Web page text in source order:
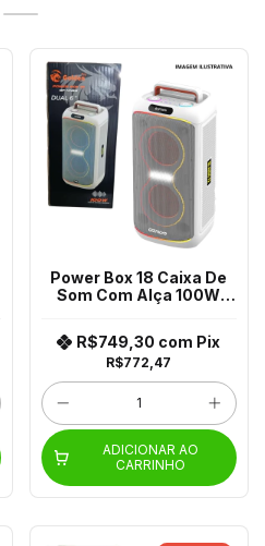
Power Box 18 Caixa De
Som Com Alça 100W
R$772,47
R$749,30 com Pix
ADICIONAR AO
CARRINHO